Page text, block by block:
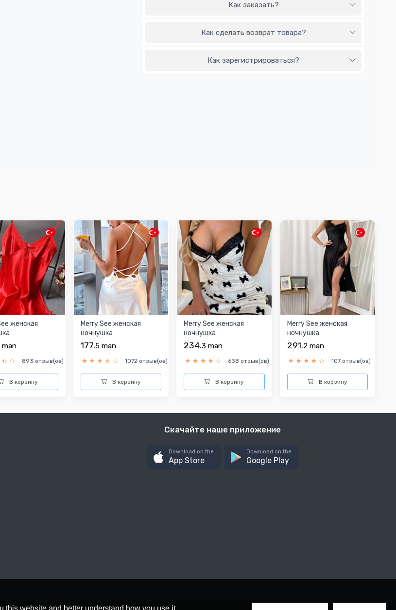
Как заказать?
Как сделать возврат товара?
Как зарегистрироваться?
женская
man
893 отзыв(ов)
В корзину
Merry See женская
ночнушка
177.5 man
1072 отзыв(ов)
В корзину
Merry See женская
ночнушка
234.3 man
638 отзыв(ов)
В корзину
Merry See женская
ночнушка
291.2 man
107 отзыв(ов)
В корзину
website and better understand how you use it,
Скачайте наше приложение
Download on the
App Store
Download on the
Google Play